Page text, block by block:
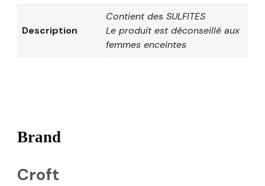
Description
Contient des SULFITES
Le produit est déconseillé aux
femmes enceintes
Brand
Croft